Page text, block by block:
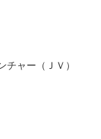
ャー（ＪＶ）